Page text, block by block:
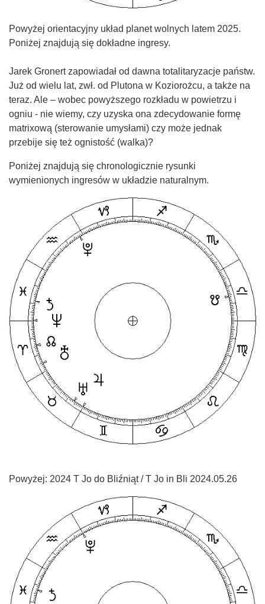
Powyżej orientacyjny układ planet wolnych latem 2025.
Poniżej znajdują się dokładne ingresy.
Jarek Gronert zapowiadał od dawna totalitaryzacje państw.
Już od wielu lat, zwł. od Plutona w Koziorożcu, a także na
teraz. Ale – wobec powyższego rozkładu w powietrzu i
ogniu - nie wiemy, czy uzyska ona zdecydowanie formę
matrixową (sterowanie umysłami) czy może jednak
przebije się też ognistość (walka)?
Poniżej znajdują się chronologicznie rysunki
wymienionych ingresów w układzie naturalnym.
Powyżej: 2024 T Jo do Bliźniąt / T Jo in Bli 2024.05.26